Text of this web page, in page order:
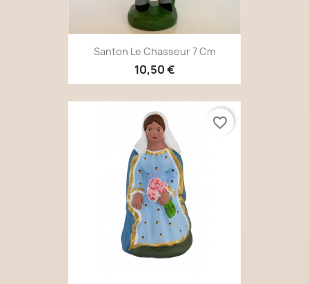
Santon Le Chasseur 7 Cm
10,50 €
favorite_border